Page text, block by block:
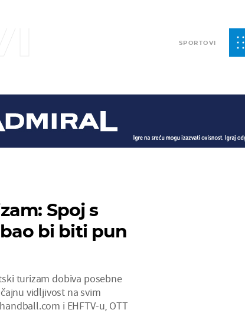
SPORTOVI
Spoj s
bi biti pun
turizam dobiva posebne
vidljivost na svim
i EHFTV-u, OTT